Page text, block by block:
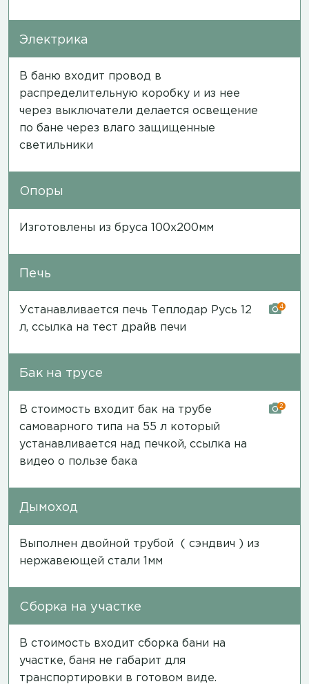
Электрика
В баню входит провод в
распределительную коробку и из нее
через выключатели делается освещение
по бане через влаго защищенные
светильники
Опоры
Изготовлены из бруса 100х200мм
Печь
Устанавливается печь Теплодар Русь 12
л, ссылка на тест драйв печи
4
Бак на трусе
В стоимость входит бак на трубе
самоварного типа на 55 л который
устанавливается над печкой, ссылка на
видео о пользе бака
2
Дымоход
Выполнен двойной трубой ( сэндвич ) из
нержавеющей стали 1мм
Сборка на участке
В стоимость входит сборка бани на
участке, баня не габарит для
транспортировки в готовом виде.